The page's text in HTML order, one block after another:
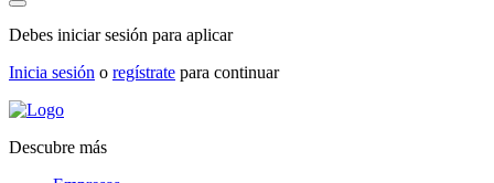
Debes iniciar sesión para aplicar
Inicia sesión o regístrate para continuar
Descubre más